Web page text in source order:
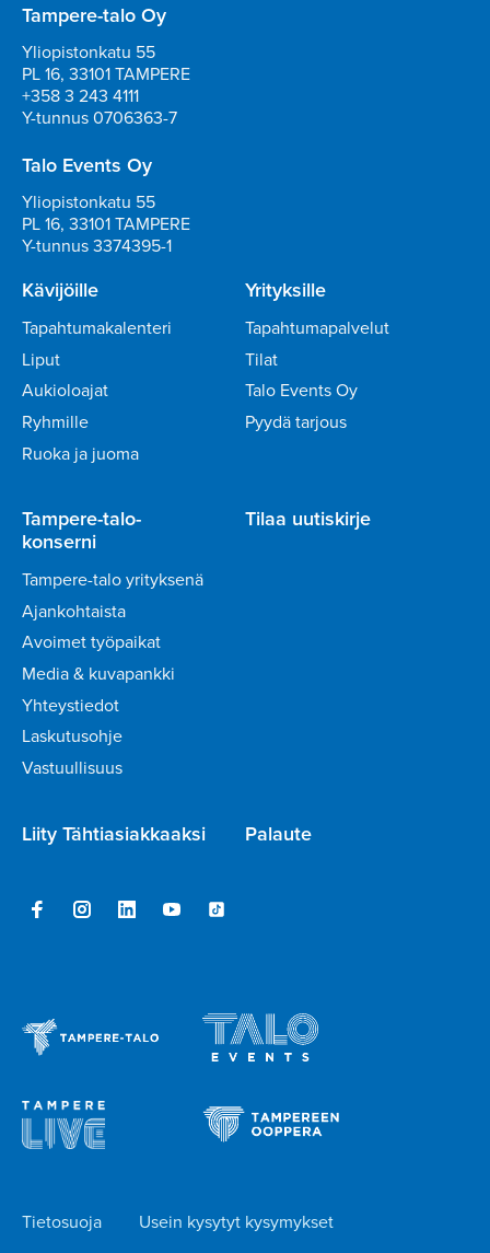
Tampere-talo Oy
Yliopistonkatu 55
PL 16, 33101 TAMPERE
+358 3 243 4111
Y-tunnus 0706363-7
Talo Events Oy
Yliopistonkatu 55
PL 16, 33101 TAMPERE
Y-tunnus 3374395-1
Kävijöille
Tapahtumakalenteri
Liput
Aukioloajat
Ryhmille
Ruoka ja juoma
Yrityksille
Tapahtumapalvelut
Tilat
Talo Events Oy
Pyydä tarjous
Tampere-talo-
konserni
Tampere-talo yrityksenä
Ajankohtaista
Avoimet työpaikat
Media & kuvapankki
Yhteystiedot
Laskutusohje
Vastuullisuus
Tilaa uutiskirje
Liity Tähtiasiakkaaksi Palaute
Tietosuoja
Usein kysytyt kysymykset